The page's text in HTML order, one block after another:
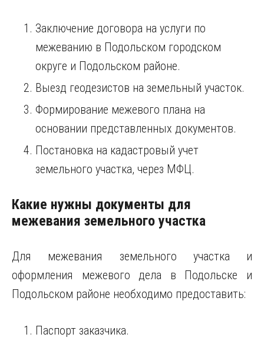
Заключение договора на услуги по
межеванию в Подольском городском
округе и Подольском районе.
Выезд геодезистов на земельный участок.
Формирование межевого плана на
основании представленных документов.
Постановка на кадастровый учет
земельного участка, через МФЦ.
Какие нужны документы для
межевания земельного участка
Для межевания земельного участка и
оформления межевого дела в Подольске и
Подольском районе необходимо предоставить:
Паспорт заказчика.